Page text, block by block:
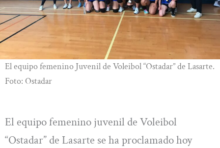
El equipo femenino Juvenil de Voleibol “Ostadar” de Lasarte.
Foto: Ostadar
El equipo femenino juvenil de Voleibol
“Ostadar” de Lasarte se ha proclamado hoy